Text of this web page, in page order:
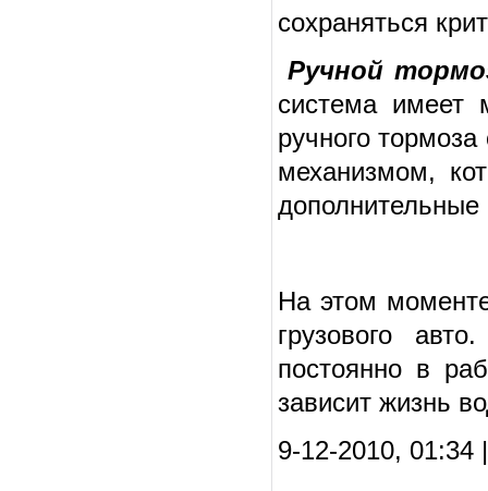
сохраняться
Ручной
система имеет
ручного
механизмом,
дополнительные
На этом
грузового
постоянно в
зависит жизнь
9-12-2010, 01:34